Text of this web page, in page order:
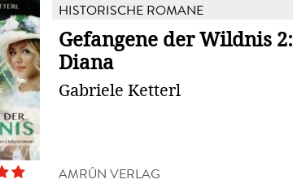
HISTORISCHE ROMANE
Gefangene der Wildnis 2:
Diana
Gabriele Ketterl
AMRÛN VERLAG